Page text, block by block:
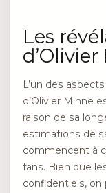
Les
L’un des
d’Olivier Minne
raison de sa
estimations de
commencent à
fans. Bien que
confidentiels, on